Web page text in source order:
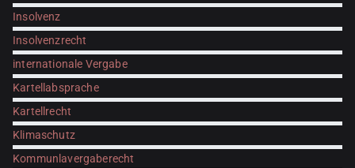
Insolvenz
Insolvenzrecht
internationale Vergabe
Kartellabsprache
Kartellrecht
Klimaschutz
Kommunlavergaberecht